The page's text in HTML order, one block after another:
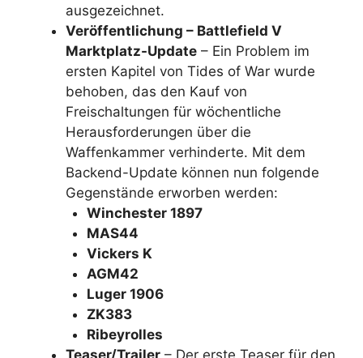
ausgezeichnet.
Veröffentlichung – Battlefield V
Marktplatz-Update – Ein Problem im
ersten Kapitel von Tides of War wurde
behoben, das den Kauf von
Freischaltungen für wöchentliche
Herausforderungen über die
Waffenkammer verhinderte. Mit dem
Backend-Update können nun folgende
Gegenstände erworben werden:
Winchester 1897
MAS44
Vickers K
AGM42
Luger 1906
ZK383
Ribeyrolles